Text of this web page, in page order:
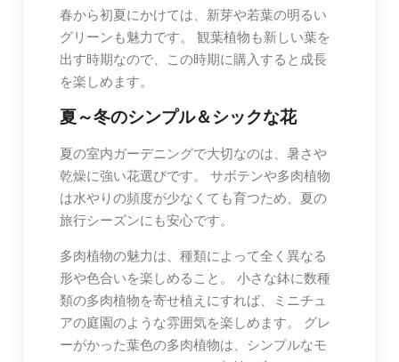
春から初夏にかけては、新芽や若葉の明るい
グリーンも魅力です。 観葉植物も新しい葉を
出す時期なので、この時期に購入すると成長
を楽しめます。
夏～冬のシンプル＆シックな花
夏の室内ガーデニングで大切なのは、暑さや
乾燥に強い花選びです。 サボテンや多肉植物
は水やりの頻度が少なくても育つため、夏の
旅行シーズンにも安心です。
多肉植物の魅力は、種類によって全く異なる
形や色合いを楽しめること。 小さな鉢に数種
類の多肉植物を寄せ植えにすれば、ミニチュ
アの庭園のような雰囲気を楽しめます。 グレ
ーがかった葉色の多肉植物は、シンプルなモ